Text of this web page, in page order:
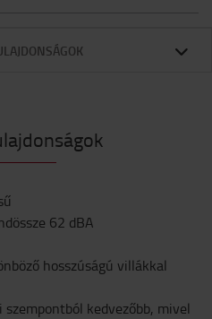
62 dBA
hosszúságú villákkal
kedvezőbb, mivel